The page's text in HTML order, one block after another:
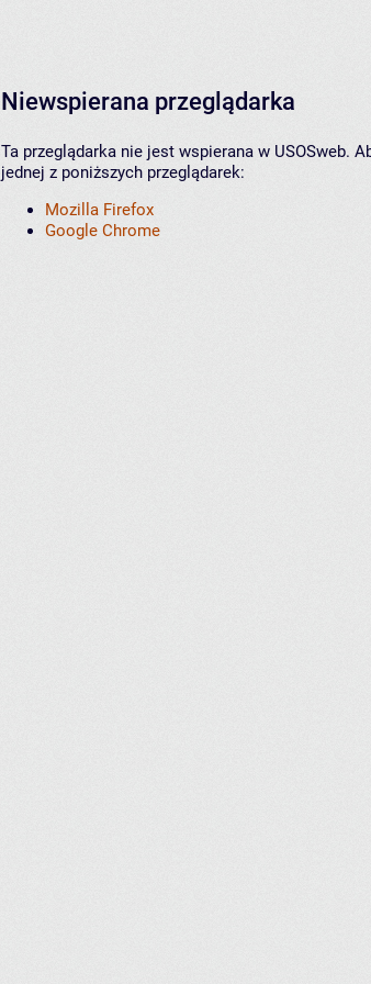
Niewspierana przeglądarka
Ta przeglądarka nie jest wspierana w USOSweb.
jednej z poniższych przeglądarek:
Mozilla Firefox
Google Chrome